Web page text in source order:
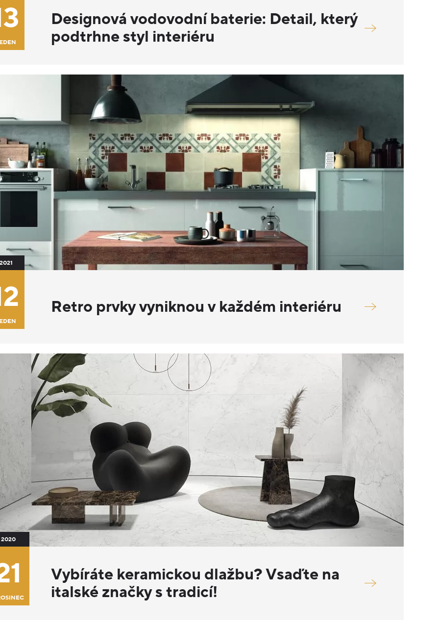
Designová vodovodní baterie: Detail, který
podtrhne styl interiéru
Retro prvky vyniknou v každém interiéru
2020
Vybíráte keramickou dlažbu? Vsaďte na
italské značky s tradicí!